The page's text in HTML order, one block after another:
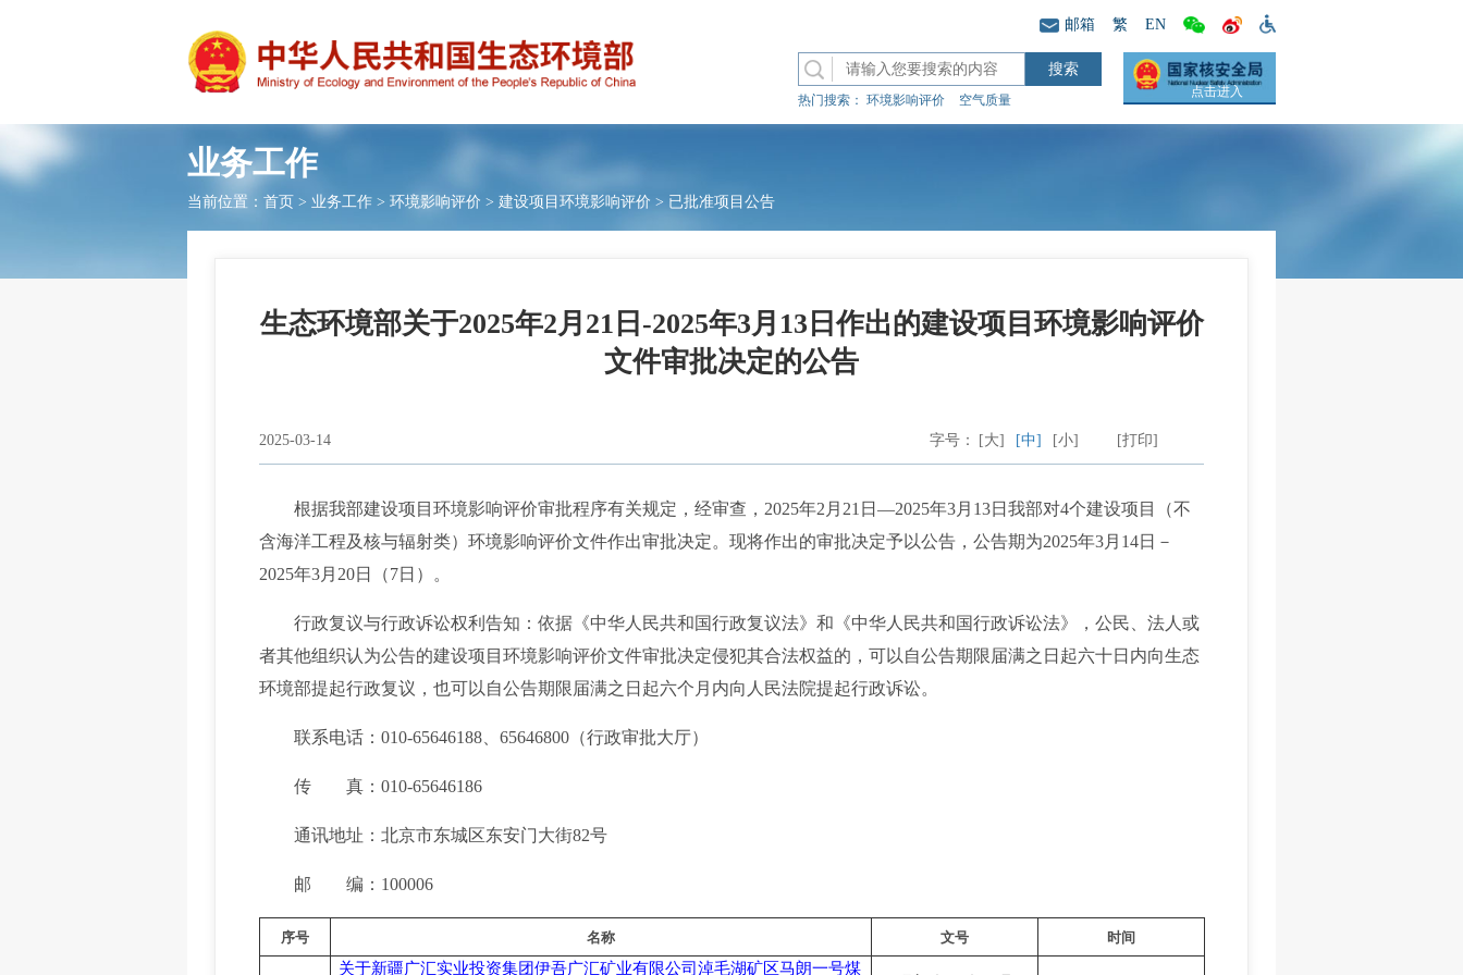
邮箱 繁 EN
热门搜索： 环境影响评价 空气质量
点击进入
业务工作
当前位置： 首页 > 业务工作 > 环境影响评价 > 建设项目环境影响评价 > 已批准项目公告
生态环境部关于2025年2月21日-2025年3月13日作出的建设项目环境影响评价
文件审批决定的公告
2025-03-14 [打印]
字号： [大] [中] [小]
根据我部建设项目环境影响评价审批程序有关规定，经审查，2025年2月21日—2025年3月13日我部对4个建设项目（不
含海洋工程及核与辐射类）环境影响评价文件作出审批决定。现将作出的审批决定予以公告，公告期为2025年3月14日－
2025年3月20日（7日）。
行政复议与行政诉讼权利告知：依据《中华人民共和国行政复议法》和《中华人民共和国行政诉讼法》，公民、法人或
者其他组织认为公告的建设项目环境影响评价文件审批决定侵犯其合法权益的，可以自公告期限届满之日起六十日内向生态
环境部提起行政复议，也可以自公告期限届满之日起六个月内向人民法院提起行政诉讼。
联系电话：010-65646188、65646800（行政审批大厅）
传 真：010-65646186
通讯地址：北京市东城区东安门大街82号
邮 编：100006